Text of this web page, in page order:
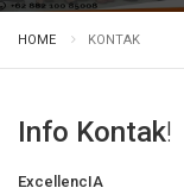
HOME KONTAK
Info Kontak!
ExcellencIA